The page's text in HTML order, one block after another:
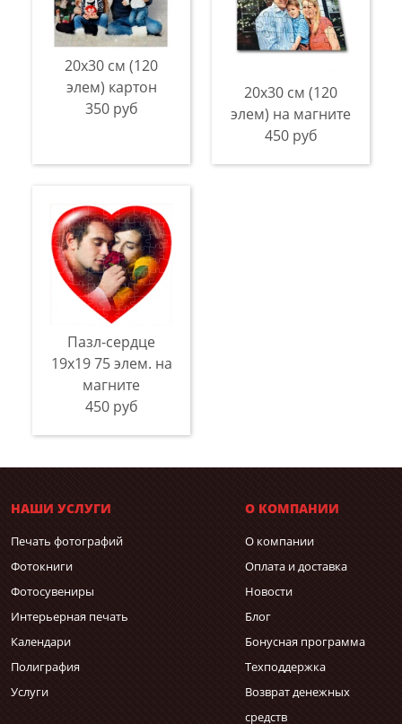
20х30 см (120
элем) картон
350 руб
20х30 см (120
элем) на магните
450 руб
Пазл-сердце
19x19 75 элем. на
магните
450 руб
НАШИ УСЛУГИ
Печать фотографий
Фотокниги
Фотосувениры
Интерьерная печать
Календари
Полиграфия
Услуги
О КОМПАНИИ
О компании
Оплата и доставка
Новости
Блог
Бонусная программа
Техподдержка
Возврат денежных
средств